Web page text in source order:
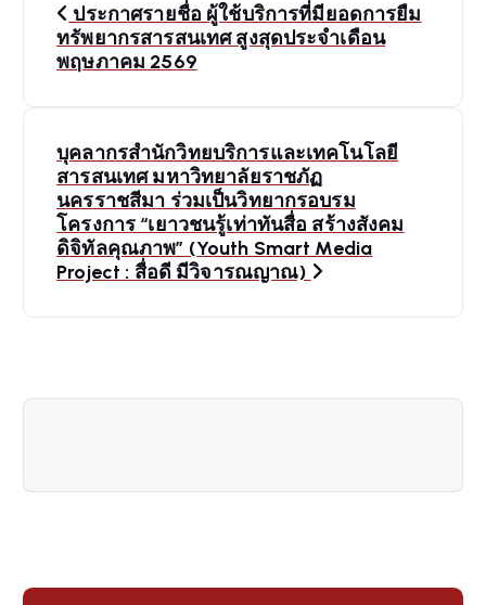
g
i
ประกาศรายชื่อ ผู้ใช้บริการที่มียอดการยืม
ทรัพยากรสารสนเทศ สูงสุดประจำเดือน
พฤษภาคม 2569
บุคลากรสำนักวิทยบริการและเทคโนโลยี
สารสนเทศ มหาวิทยาลัยราชภัฏ
นครราชสีมา ร่วมเป็นวิทยากรอบรม
โครงการ “เยาวชนรู้เท่าทันสื่อ สร้างสังคม
ดิจิทัลคุณภาพ” (Youth Smart Media
Project : สื่อดี มีวิจารณญาณ)